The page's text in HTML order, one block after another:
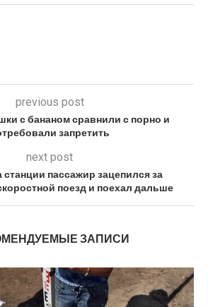
previous post
с бананом сравнили с порно и
запретить
next post
пассажир зацепился за
поезд и поехал дальше
ЗАПИСИ